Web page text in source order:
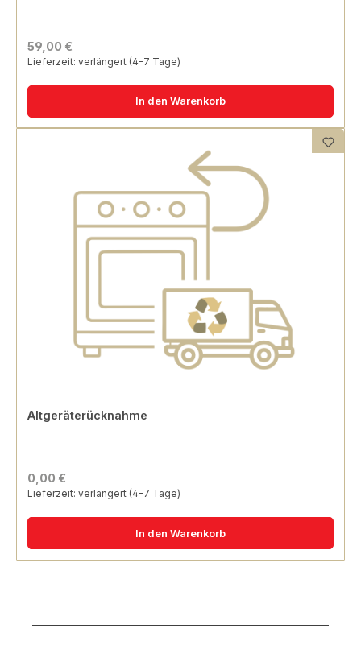
59,00 €
Lieferzeit: verlängert (4-7 Tage)
In den Warenkorb
Altgeräterücknahme
0,00 €
Lieferzeit: verlängert (4-7 Tage)
In den Warenkorb